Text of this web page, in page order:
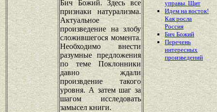
Бич Божий. Здесь все
признаки натурализма.
Актуальное
произведение на злобу
сложившегося момента.
Необходимо внести
разумные предложения
по теме Поклонники
давно ждали
произвдение такого
уровня. А затем шаг за
шагом исследовать
замысел книги.
управы. Щит
Идем на восток!
Как росла
Россия
Бич Божий
Перечень
интересных
произведений